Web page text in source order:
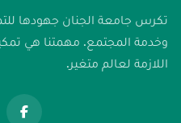
تكرس جامعة الجنان جهودها
وخدمة المجتمع. مهمتنا هي
اللازمة لعالم متغير.